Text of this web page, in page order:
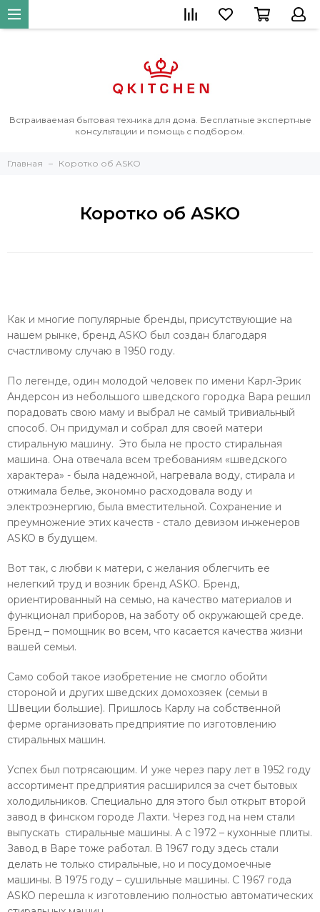
Встраиваемая бытовая техника для дома. Бесплатные экспертные
консультации и помощь с подбором.
Главная Коротко об ASKO
Коротко об ASKO
Как и многие популярные бренды, присутствующие на
нашем рынке, бренд ASKO был создан благодаря
счастливому случаю в 1950 году.
По легенде, один молодой человек по имени Карл-Эрик
Андерсон из небольшого шведского городка Вара решил
порадовать свою маму и выбрал не самый тривиальный
способ. Он придумал и собрал для своей матери
стиральную машину. Это была не просто стиральная
машина. Она отвечала всем требованиям «шведского
характера» - была надежной, нагревала воду, стирала и
отжимала белье, экономно расходовала воду и
электроэнергию, была вместительной. Сохранение и
преумножение этих качеств - стало девизом инженеров
ASKO в будущем.
Вот так, с любви к матери, с желания облегчить ее
нелегкий труд и возник бренд ASKO. Бренд,
ориентированный на семью, на качество материалов и
функционал приборов, на заботу об окружающей среде.
Бренд – помощник во всем, что касается качества жизни
вашей семьи.
Само собой такое изобретение не смогло обойти
стороной и других шведских домохозяек (семьи в
Швеции большие). Пришлось Карлу на собственной
ферме организовать предприятие по изготовлению
стиральных машин.
Успех был потрясающим. И уже через пару лет в 1952 году
ассортимент предприятия расширился за счет бытовых
холодильников. Специально для этого был открыт второй
завод в финском городе Лахти. Через год на нем стали
выпускать стиральные машины. А с 1972 – кухонные плиты.
Завод в Варе тоже работал. В 1967 году здесь стали
делать не только стиральные, но и посудомоечные
машины. В 1975 году – сушильные машины. С 1967 года
ASKO перешла к изготовлению полностью автоматических